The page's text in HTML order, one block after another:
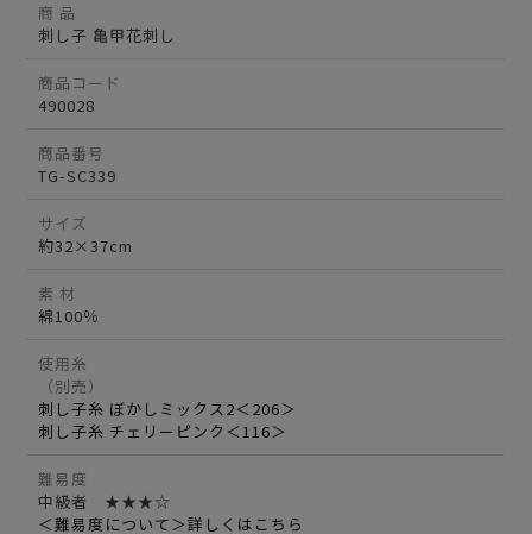
商 品
刺し子 亀甲花刺し
商品コード
490028
商品番号
TG-SC339
サイズ
約32×37cm
素 材
綿100％
使用糸
（別売）
刺し子糸 ぼかしミックス2＜206＞
刺し子糸 チェリーピンク＜116＞
難易度
中級者 ★★★☆
＜難易度について＞詳しくはこちら